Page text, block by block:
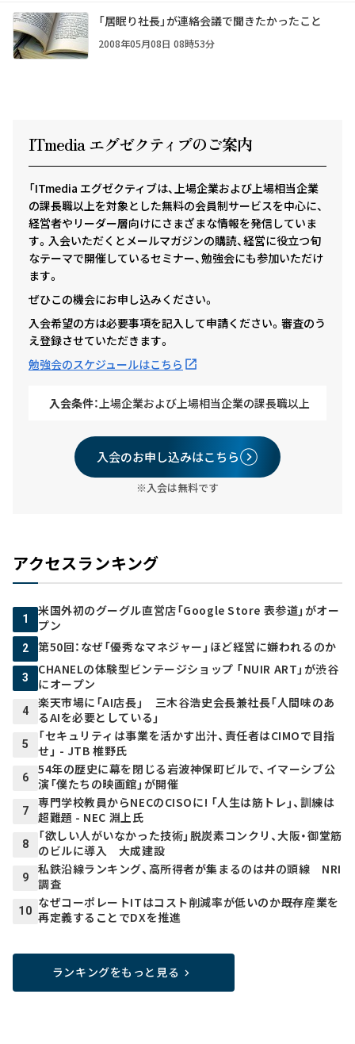
「居眠り社長」が連絡会議で聞きたかったこと
2008年05月08日 08時53分
ITmedia エグゼクティ ブのご案内
「ITmedia エグゼクティブは、上場企業および上場相当企業
の課長職以上を対象とした無料の会員制サービスを中心に、
経営者やリーダー層向けにさまざまな情報を発信していま
す。入会いただくとメールマガジンの購読、経営に役立つ旬
なテーマで開催しているセミナー、勉強会にも参加いただけ
ます。
ぜひこの機会にお申し込みください。
入会希望の方は必要事項を記入して申請ください。審査のう
え登録させていただきます。
勉強会のスケジュールはこちら
入会条件： 上場企業および上場相当企業の課長職以上
入会のお申し込みはこちら
※入会は無料です
アクセスランキング
1
米国外初のグーグル直営店「Google Store 表参道」がオー
プン
2 第50回：なぜ「優秀なマネジャー」ほど経営に嫌われるのか
3
CHANELの体験型ビンテージショップ 「NUIR ART」が渋谷
にオープン
4
楽天市場に「AI店長」 三木谷浩史会長兼社長「人間味のあ
るAIを必要としている」
5
「セキュリティは事業を活かす出汁、責任者はCIMOで目指
せ」 - JTB 椎野氏
6
54年の歴史に幕を閉じる岩波神保町ビルで、イマーシブ公
演「僕たちの映画館」が開催
7
専門学校教員からNECのCISOに! 「人生は筋トレ」、訓練は
超難題 - NEC 淵上氏
8
「欲しい人がいなかった技術」脱炭素コンクリ、大阪・御堂筋
のビルに導入 大成建設
9
私鉄沿線ランキング、高所得者が集まるのは井の頭線 NRI
調査
10
なぜコーポレートITはコスト削減率が低いのか――既存産業を
再定義することでDXを推進
ランキングをもっと見る